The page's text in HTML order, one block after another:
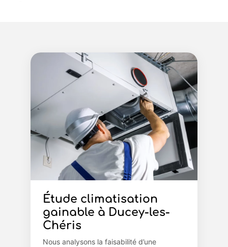
Étude climatisation
gainable à Ducey-les-
Chéris
Nous analysons la faisabilité d’une